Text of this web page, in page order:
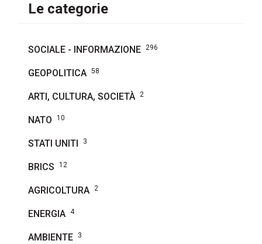
Le categorie
SOCIALE - INFORMAZIONE 296
GEOPOLITICA 58
ARTI, CULTURA, SOCIETÀ 2
NATO 10
STATI UNITI 3
BRICS 12
AGRICOLTURA 2
ENERGIA 4
AMBIENTE 3